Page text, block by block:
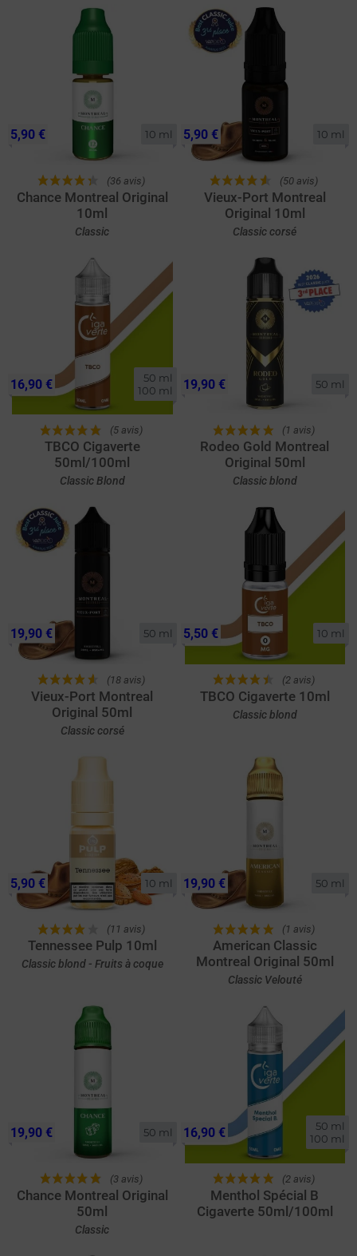
10 ml
(36 avis)
Chance Montreal Original
10ml
Classic
5,90 € 10 ml
(50 avis)
Vieux-Port Montreal
Original 10ml
Classic corsé
5,90 €
50 ml
100 ml
(5 avis)
TBCO Cigaverte
50ml/100ml
Classic Blond
16,90 € 50 ml
(1 avis)
Rodeo Gold Montreal
Original 50ml
Classic blond
19,90 €
50 ml
(18 avis)
Vieux-Port Montreal
Original 50ml
Classic corsé
19,90 € 10 ml
(2 avis)
TBCO Cigaverte 10ml
Classic blond
5,50 €
10 ml
(11 avis)
Tennessee Pulp 10ml
Classic blond - Fruits à coque
5,90 € 50 ml
(1 avis)
American Classic
Montreal Original 50ml
Classic Velouté
19,90 €
50 ml
(3 avis)
Chance Montreal Original
50ml
Classic
19,90 €
50 ml
100 ml
(2 avis)
Menthol Spécial B
Cigaverte 50ml/100ml
16,90 €